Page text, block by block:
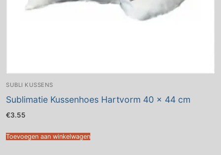
SUBLI KUSSENS
Sublimatie Kussenhoes Hartvorm 40 x 44 cm
€3.55
Toevoegen aan winkelwagen